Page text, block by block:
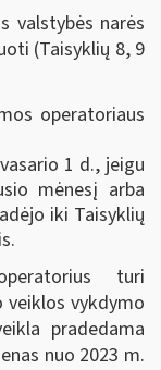
valstybės narės
(Taisyklių 8, 9
operatoriaus
1 d., jeigu
mėnesį arba
iki Taisyklių
turi
veiklos vykdymo
pradedama
nuo 2023 m.